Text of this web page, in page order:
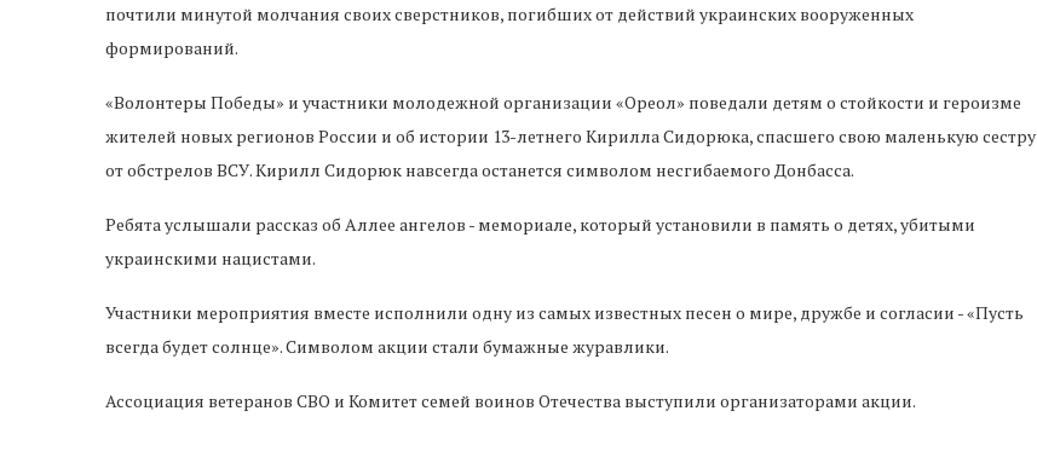
почтили минутой молчания своих сверстников, погибших от действий украинских вооруженных
формирований.
«Волонтеры Победы» и участники молодежной организации «Ореол» поведали детям о стойкости и героизме
жителей новых регионов России и об истории 13-летнего Кирилла Сидорюка, спасшего свою маленькую сестру
от обстрелов ВСУ. Кирилл Сидорюк навсегда останется символом несгибаемого Донбасса.
Ребята услышали рассказ об Аллее ангелов - мемориале, который установили в память о детях, убитыми
украинскими нацистами.
Участники мероприятия вместе исполнили одну из самых известных песен о мире, дружбе и согласии - «Пусть
всегда будет солнце». Символом акции стали бумажные журавлики.
Ассоциация ветеранов СВО и Комитет семей воинов Отечества выступили организаторами акции.